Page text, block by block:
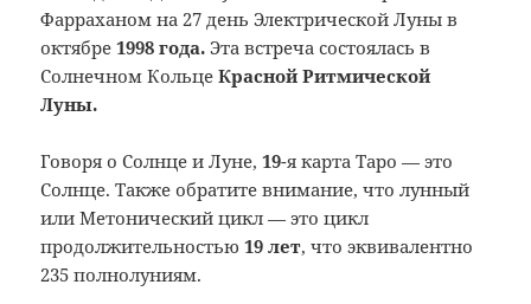
Фарраханом на 27 день Электрической Луны в
октябре1998 года. Эта встреча состоялась в
Солнечном КольцеКрасной Ритмической
Луны.
Говоря о Солнце и Луне,19-я карта Таро — это
Солнце. Также обратите внимание, что лунный
или Метонический цикл — это цикл
продолжительностью19 лет, что эквивалентно
235 полнолуниям.